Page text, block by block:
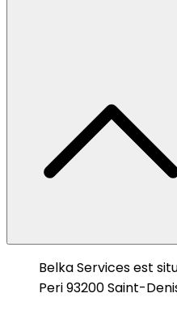
Belka Services est
Peri 93200 Saint-